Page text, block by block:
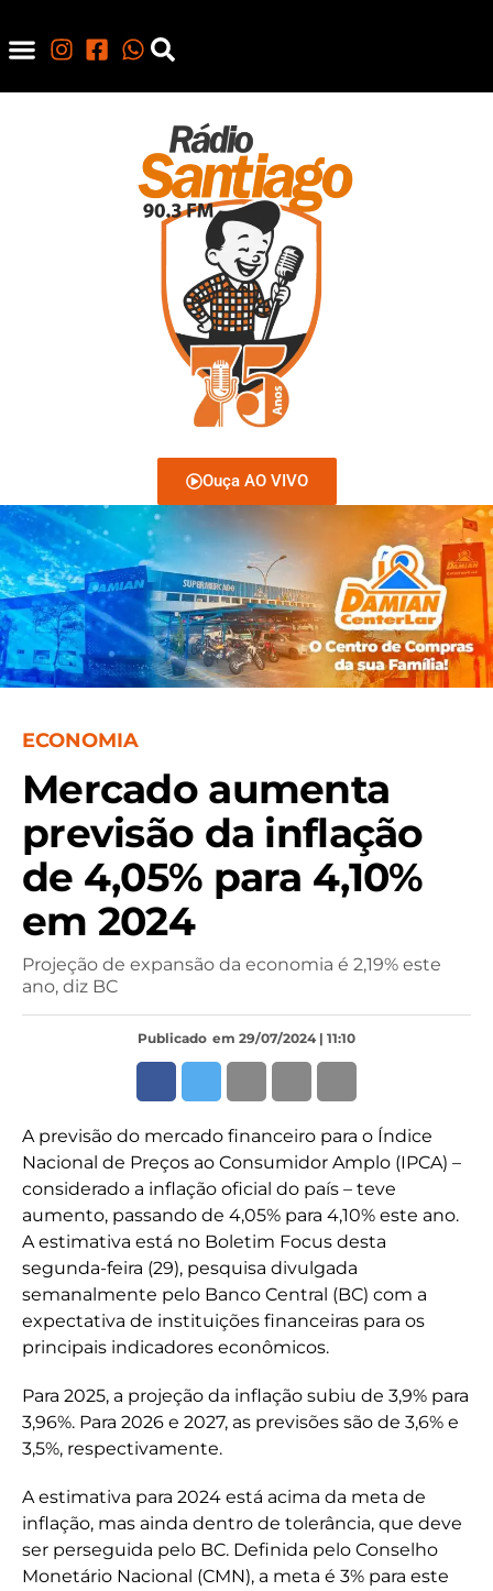
Ouça AO VIVO
ECONOMIA
Mercado aumenta
previsão da inflação
de 4,05% para 4,10%
em 2024
Projeção de expansão da economia é 2,19% este
ano, diz BC
Publicado em 29/07/2024 | 11:10
A previsão do mercado financeiro para o Índice
Nacional de Preços ao Consumidor Amplo (IPCA) –
considerado a inflação oficial do país – teve
aumento, passando de 4,05% para 4,10% este ano.
A estimativa está no Boletim Focus desta
segunda-feira (29), pesquisa divulgada
semanalmente pelo Banco Central (BC) com a
expectativa de instituições financeiras para os
principais indicadores econômicos.
Para 2025, a projeção da inflação subiu de 3,9% para
3,96%. Para 2026 e 2027, as previsões são de 3,6% e
3,5%, respectivamente.
A estimativa para 2024 está acima da meta de
inflação, mas ainda dentro de tolerância, que deve
ser perseguida pelo BC. Definida pelo Conselho
Monetário Nacional (CMN), a meta é 3% para este